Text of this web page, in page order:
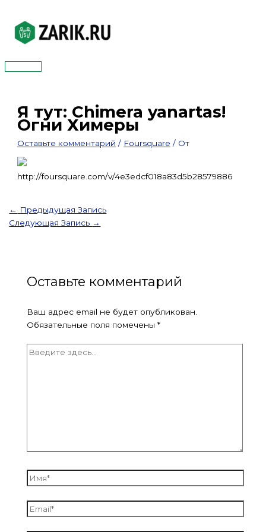
содержимому
Главное
Я тут: Chimera yanartas!
Огни Химеры
Оставьте комментарий / Foursquare / От
http://foursquare.com/v/4e3edcf018a83d5b28579886
← Предыдущая Запись
Следующая Запись →
Оставьте комментарий
Ваш адрес email не будет опубликован.
Обязательные поля помечены *
Введите
Имя*
Email*